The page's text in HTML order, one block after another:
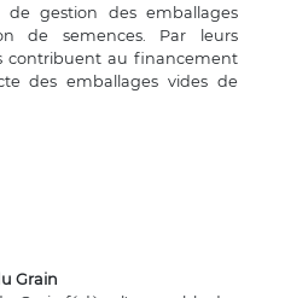
de gestion des emballages
de semences. Par leurs
contribuent au financement
des emballages vides de
Grain